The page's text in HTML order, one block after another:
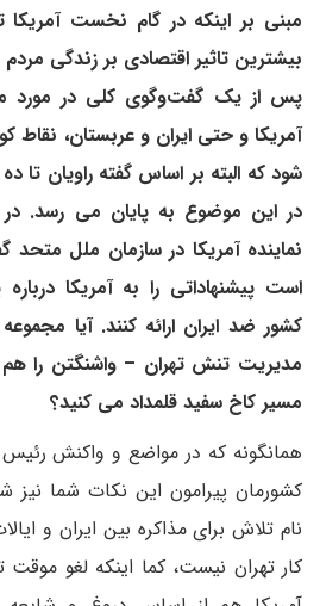
مبنی بر اینکه در گام نخست آمریکا
بیشترین تاثیر اقتصادی بر زندگی مردم
پس از یک گفت‌وگوی کلی در مورد
آمریکا و حتی ایران و عربستان، نقاط
شود که البته بر اساس گفته راویان تا
در این موضوع به پایان می رسد. در
نماینده آمریکا در سازمان ملل متحد
است پیشنهاداتی را به آمریکا
کشور ضد ایران ارائه کنند.آیا
مدیریت تنش تهران – واشنگتن را هم
مسیر کاخ سفید قلمداد می کنید؟
همانگونه که در مواضع و واکنش رئیس
کشورمان پیرامون این نکات شما نیز
نام تلاش برای مذاکره بین ایران و
کار تهران نیست، کما اینکه لغو